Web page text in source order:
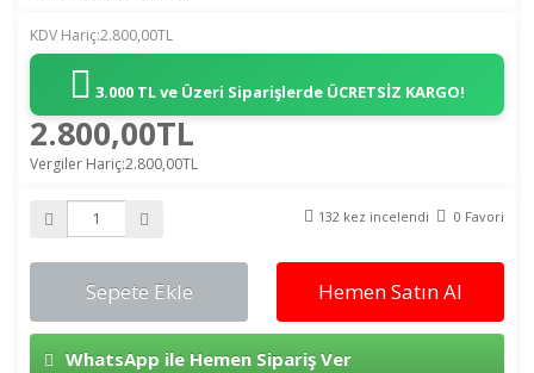
KDV Hariç:2.800,00TL
3.000 TL ve Üzeri Siparişlerde ÜCRETSİZ KARGO!
2.800,00TL
Vergiler Hariç:2.800,00TL
132 kez incelendi 0 Favori
Sepete Ekle Hemen Satın Al
WhatsApp ile Hemen Sipariş Ver